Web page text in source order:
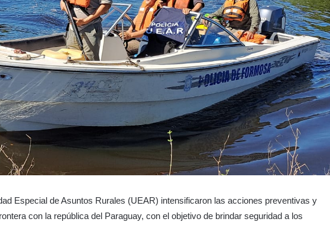
Especial de Asuntos Rurales (UEAR) intensificaron las acciones preventivas y
con la república del Paraguay, con el objetivo de brindar seguridad a los